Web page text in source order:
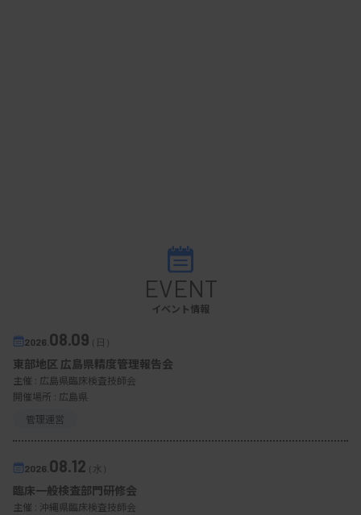
EVENT
イベント情報
2026. 08.09（日）
東部地区 広島県精度管理報告会
主催 : 広島県臨床検査技師会
開催場所 : 広島県
管理運営
2026. 08.12（水）
臨床一般検査部門研修会
主催 : 沖縄県臨床検査技師会